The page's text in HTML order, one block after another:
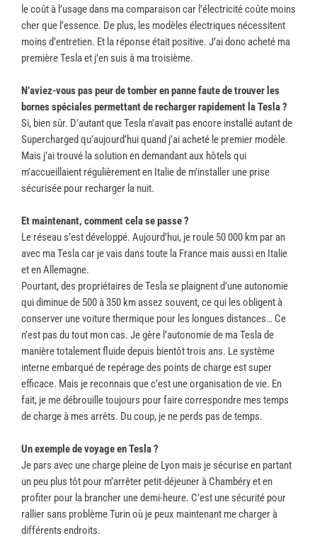
le coût à l’usage dans ma comparaison car l’électricité coûte moins
cher que l’essence. De plus, les modèles électriques nécessitent
moins d’entretien. Et la réponse était positive. J’ai donc acheté ma
première Tesla et j’en suis à ma troisième.
N’aviez-vous pas peur de tomber en panne faute de trouver les
bornes spéciales permettant de recharger rapidement la Tesla ?
Si, bien sûr. D’autant que Tesla n’avait pas encore installé autant de
Supercharged qu’aujourd’hui quand j’ai acheté le premier modèle.
Mais j’ai trouvé la solution en demandant aux hôtels qui
m’accueillaient régulièrement en Italie de m’installer une prise
sécurisée pour recharger la nuit.
Et maintenant, comment cela se passe ?
Le réseau s’est développé. Aujourd’hui, je roule 50 000 km par an
avec ma Tesla car je vais dans toute la France mais aussi en Italie
et en Allemagne.
Pourtant, des propriétaires de Tesla se plaignent d’une autonomie
qui diminue de 500 à 350 km assez souvent, ce qui les obligent à
conserver une voiture thermique pour les longues distances… Ce
n’est pas du tout mon cas. Je gère l’autonomie de ma Tesla de
manière totalement fluide depuis bientôt trois ans. Le système
interne embarqué de repérage des points de charge est super
efficace. Mais je reconnais que c’est une organisation de vie. En
fait, je me débrouille toujours pour faire correspondre mes temps
de charge à mes arrêts. Du coup, je ne perds pas de temps.
Un exemple de voyage en Tesla ?
Je pars avec une charge pleine de Lyon mais je sécurise en partant
un peu plus tôt pour m’arrêter petit-déjeuner à Chambéry et en
profiter pour la brancher une demi-heure. C’est une sécurité pour
rallier sans problème Turin où je peux maintenant me charger à
différents endroits.